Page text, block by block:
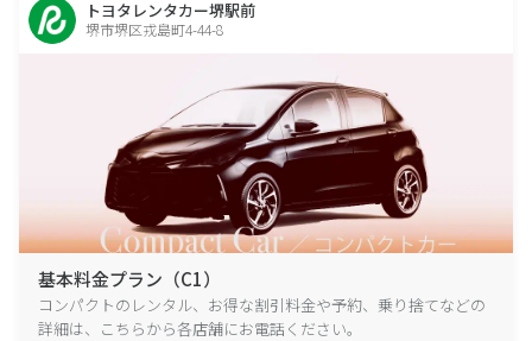
トヨタレンタカー堺駅前
堺市堺区戎島町4-44-8
基本料金プラン（C1）
コンパクトのレンタル、お得な割引料金や予約、乗り捨てなどの
詳細は、こちらから各店舗にお電話ください。